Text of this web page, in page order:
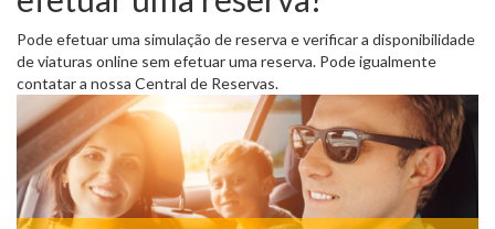
Pode efetuar uma simulação de reserva e verificar a disponibilidade
de viaturas online sem efetuar uma reserva. Pode igualmente
contatar a nossa Central de Reservas.